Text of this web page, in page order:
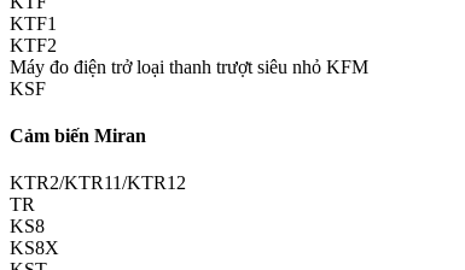
KTF1
KTF2
Máy đo điện trở loại thanh trượt siêu nhỏ KFM
KSF
Cảm biến Miran
KTR2/KTR11/KTR12
TR
KS8
KS8X